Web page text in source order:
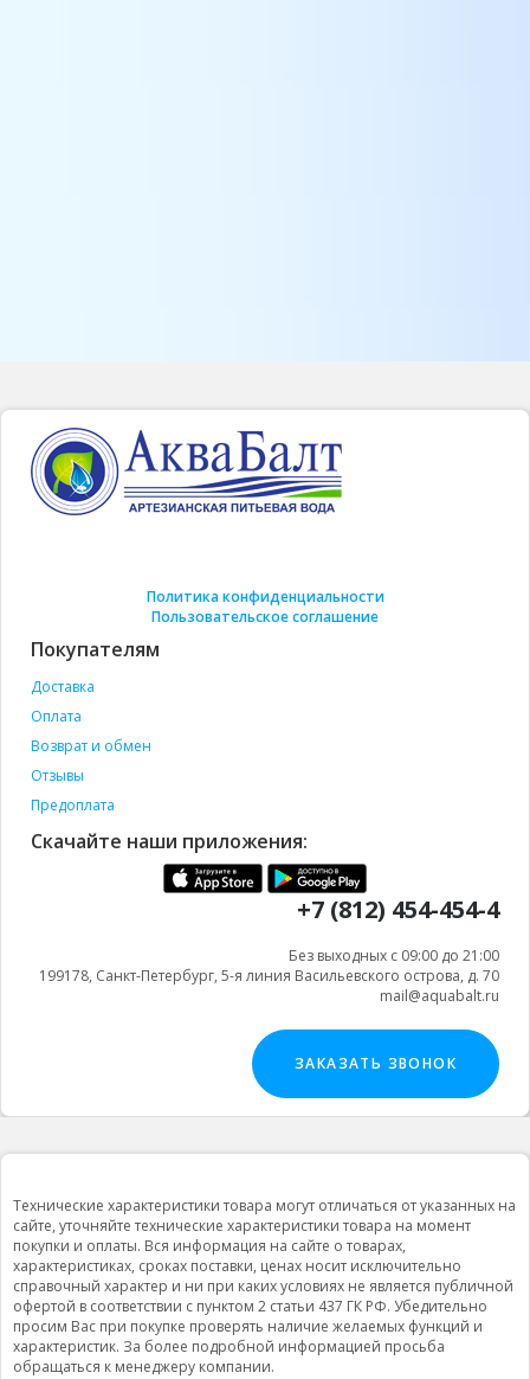
Политика конфиденциальности
Пользовательское соглашение
Покупателям
Доставка
Оплата
Возврат и обмен
Отзывы
Предоплата
Скачайте наши приложения:
+7 (812) 454-454-4
Без выходных с 09:00 до 21:00
199178, Санкт-Петербург, 5-я линия Васильевского острова, д. 70
mail@aquabalt.ru
ЗАКАЗАТЬ ЗВОНОК
Технические характеристики товара могут отличаться от указанных на
сайте, уточняйте технические характеристики товара на момент
покупки и оплаты. Вся информация на сайте о товарах,
характеристиках, сроках поставки, ценах носит исключительно
справочный характер и ни при каких условиях не является публичной
офертой в соответствии с пунктом 2 статьи 437 ГК РФ. Убедительно
просим Вас при покупке проверять наличие желаемых функций и
характеристик. За более подробной информацией просьба
обращаться к менеджеру компании.